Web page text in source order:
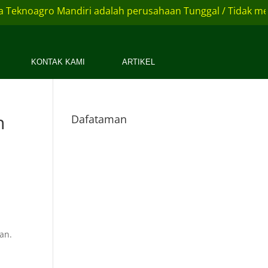
Mandiri adalah perusahaan Tunggal / Tidak
KONTAK KAMI ARTIKEL
Dafataman